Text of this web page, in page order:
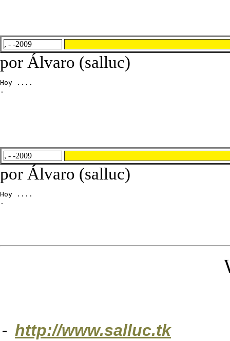
, - -2009
por Álvaro (salluc)
Hoy ....
.
, - -2009
por Álvaro (salluc)
Hoy ....
.
- http://www.salluc.tk